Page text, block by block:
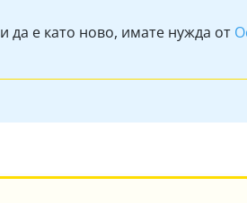
да е като ново, имате нужда от